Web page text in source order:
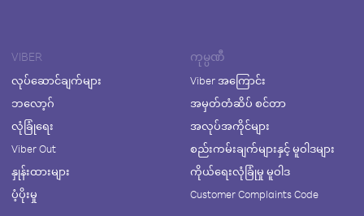
VIBER
လုပ်ဆောင်ချက်များ
ဘလော့ဂ်
လုံခြုံရေး
Viber Out
နှုန်းထားများ
ပံ့ပိုးမှု
ကုမ္ပဏီ
Viber အကြောင်း
အမှတ်တံဆိပ် စင်တာ
အလုပ်အကိုင်များ
စည်းကမ်းချက်များနှင့် မူဝါဒများ
ကိုယ်ရေးလုံခြုံမှု မူဝါဒ
Customer Complaints Code